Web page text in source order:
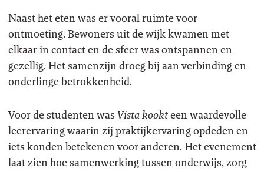
Naast het eten was er vooral ruimte voor
ontmoeting. Bewoners uit de wijk kwamen met
elkaar in contact en de sfeer was ontspannen en
gezellig. Het samenzijn droeg bij aan verbinding en
onderlinge betrokkenheid.
Voor de studenten was Vista kookteen waardevolle
leerervaring waarin zij praktijkervaring opdeden en
iets konden betekenen voor anderen. Het evenement
laat zien hoe samenwerking tussen onderwijs, zorg